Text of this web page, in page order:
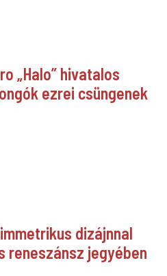
„Halo” hivatalos
ezrei csüngenek
dizájnnal
reneszánsz jegyében